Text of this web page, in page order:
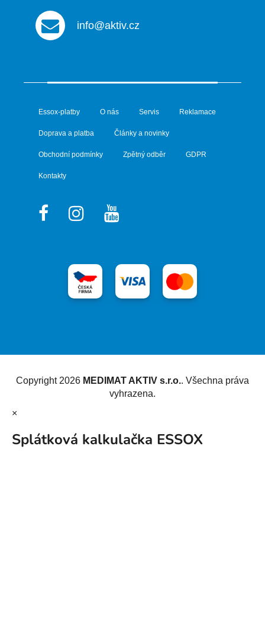
info@aktiv.cz
Essox-platby O nás Servis Reklamace
Doprava a platba Články a novinky
Obchodní podmínky Zpětný odběr GDPR
Kontakty
Copyright 2026 MEDIMAT AKTIV s.r.o.. Všechna práva
vyhrazena.
×
Splátková kalkulačka ESSOX